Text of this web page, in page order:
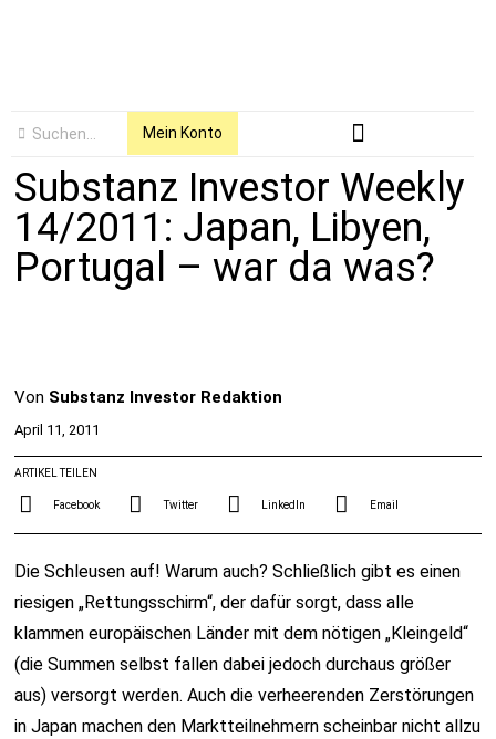
Mein Konto
Substanz Investor Weekly
14/2011: Japan, Libyen,
Portugal – war da was?
Von Substanz Investor Redaktion
April 11, 2011
ARTIKEL TEILEN
Facebook Twitter LinkedIn Email
Die Schleusen auf! Warum auch? Schließlich gibt es einen
riesigen „Rettungsschirm“, der dafür sorgt, dass alle
klammen europäischen Länder mit dem nötigen „Kleingeld“
(die Summen selbst fallen dabei jedoch durchaus größer
aus) versorgt werden. Auch die verheerenden Zerstörungen
in Japan machen den Marktteilnehmern scheinbar nicht allzu